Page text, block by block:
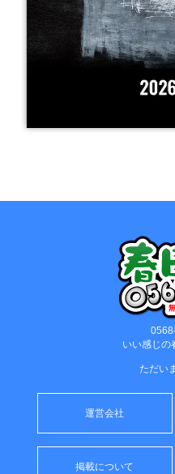
0568
いい感じの
ただいま
運営会社
掲載について